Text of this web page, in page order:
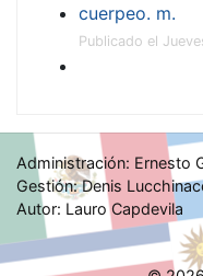
cuerpeo. m.
Publicado el
Administración: Ernesto
Gestión: Denis
Autor: Lauro Capdevila